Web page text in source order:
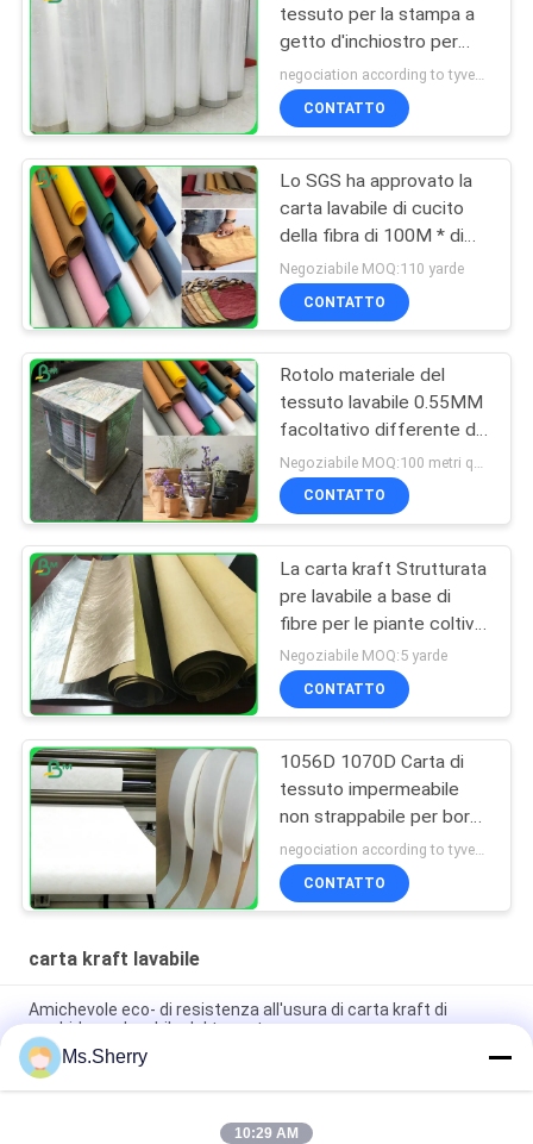
tessuto per la stampa a
getto d'inchiostro per
desktop
CONTATTO
Lo SGS ha approvato la
carta lavabile di cucito
della fibra di 100M * di
75cm con 0.3mm
0.55mm 0.8mm
Negoziabile MOQ:110 yarde
CONTATTO
Rotolo materiale del
tessuto lavabile 0.55MM
facoltativo differente di
colore per la
fabbricazione delle borse
CONTATTO
La carta kraft Strutturata
pre lavabile a base di
fibre per le piante coltiva
la carta 0.55mm
Negoziabile MOQ:5 yarde
CONTATTO
1056D 1070D Carta di
tessuto impermeabile
non strappabile per borsa
da donna
negociation according to tyvek paper customized size and quantity MOQ:100 metri quadri
CONTATTO
carta kraft lavabile
Amichevole eco- di resistenza all'usura di carta kraft di
morbidezza lavabile del tessuto
Rotolo di carta non lavato originale duro della carta kraft Del
tessuto di usura 0.55mm
Ms.Sherry
10:29 AM